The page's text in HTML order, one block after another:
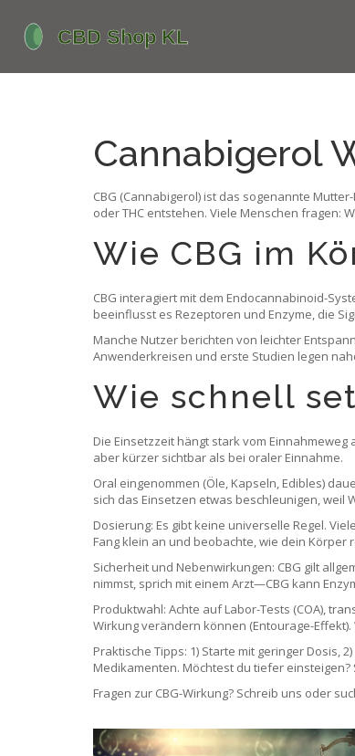
Cannabigerol
CBG (Cannabigerol) ist das sogenannte
oder THC entstehen. Viele Menschen fragen:
Wie CBG im
CBG interagiert mit dem Endocannabinoid-
beeinflusst es Rezeptoren und Enzyme, die
Manche Nutzer berichten von leichter
Anwenderkreisen und erste Studien legen
Wie schnell
Die Einsetzzeit hängt stark vom
aber kürzer sichtbar als bei oraler Einnahme.
Oral eingenommen (Öle, Kapseln, Edibles)
sich das Einsetzen etwas beschleunigen,
Dosierung: Es gibt keine universelle Regel.
Fang klein an und beobachte, wie dein Körper
Sicherheit und Nebenwirkungen: CBG gilt
nimmst, sprich mit einem Arzt—CBG kann
Produktwahl: Achte auf Labor-Tests (COA),
Wirkung verändern können (Entourage-
Praktische Tipps: 1) Starte mit geringer Dosis,
Medikamenten. Möchtest du tiefer einsteigen?
Fragen zur CBG-Wirkung? Schreib uns oder